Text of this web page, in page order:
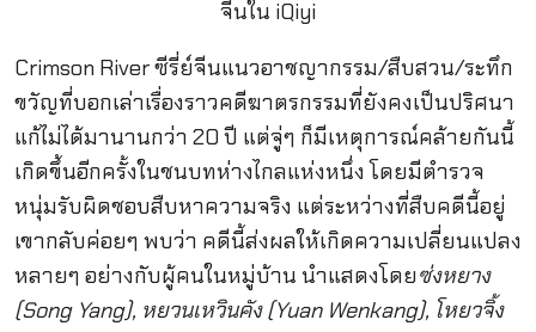
Crimson River ซีรี่ย์จีนแนวอาชญากรรม/สืบสวน/ระทึก
ขวัญที่บอกเล่าเรื่องราวคดีฆาตรกรรมที่ยังคงเป็นปริศนา
แก้ไม่ได้มานานกว่า 20 ปี แต่จู่ๆ ก็มีเหตุการณ์คล้ายกันนี้
เกิดขึ้นอีกครั้งในชนบทห่างไกลแห่งหนึ่ง โดยมีตำรวจ
หนุ่มรับผิดชอบสืบหาความจริง แต่ระหว่างที่สืบคดีนี้อยู่
เขากลับค่อยๆ พบว่า คดีนี้ส่งผลให้เกิดความเปลี่ยนแปลง
หลายๆ อย่างกับผู้คนในหมู่บ้าน นำแสดงโดยซ่งหยาง
(Song Yang), หยวนเหวินคัง (Yuan Wenkang), โหยวจิ้ง